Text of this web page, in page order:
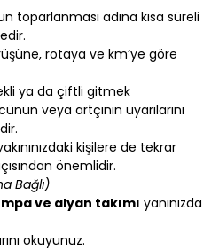
toparlanması adına kısa süreli
rotaya ve km’ye göre
ya da çiftli gitmek
veya artçının uyarılarını
kişilere de tekrar
önemlidir.
Bağlı)
ve alyan takımı yanınızda
okuyunuz.